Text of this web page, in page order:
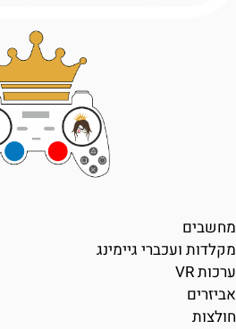
מחשבים
מקלדות ועכברי גיימינג
ערכות VR
אביזרים
חולצות